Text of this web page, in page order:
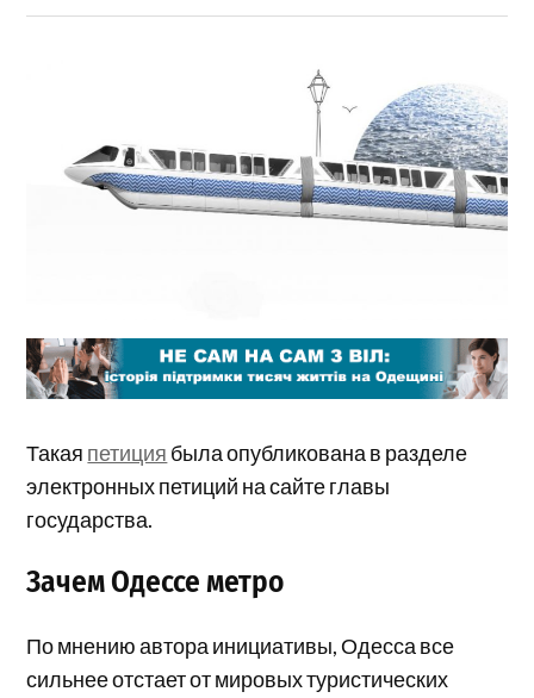
Такая петиция была опубликована в разделе
электронных петиций на сайте главы
государства.
Зачем Одессе метро
По мнению автора инициативы, Одесса все
сильнее отстает от мировых туристических